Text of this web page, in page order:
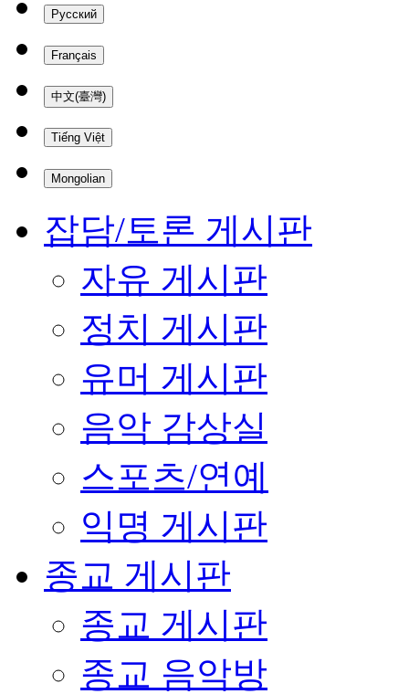
Русский
Français
中文(臺灣)
Tiếng Việt
Mongolian
잡담/토론 게시판
자유 게시판
정치 게시판
유머 게시판
음악 감상실
스포츠/연예
익명 게시판
종교 게시판
종교 게시판
종교 음악방